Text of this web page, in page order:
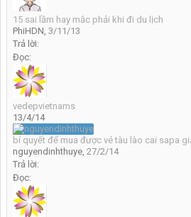
15 sai lầm hay mắc phải khi đi du lịch
PhiHDN, 3/11/13
Trả lời:
Đọc:
vedepvietnams
13/4/14
bí quyết để mua được vé tàu lào cai sapa
nguyendinhthuye, 27/2/14
Trả lời:
Đọc: